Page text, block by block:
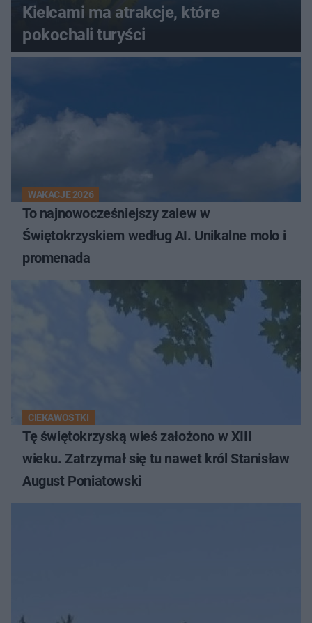
Kielcami ma atrakcje, które
pokochali turyści
WAKACJE 2026
To najnowocześniejszy zalew w
Świętokrzyskiem według AI. Unikalne molo i
promenada
CIEKAWOSTKI
Tę świętokrzyską wieś założono w XIII
wieku. Zatrzymał się tu nawet król Stanisław
August Poniatowski